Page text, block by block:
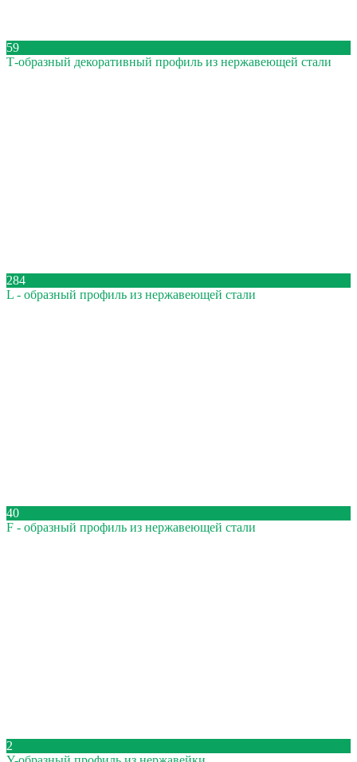
59
Т-образный декоративный профиль из нержавеющей стали
284
L - образный профиль из нержавеющей стали
40
F - образный профиль из нержавеющей стали
2